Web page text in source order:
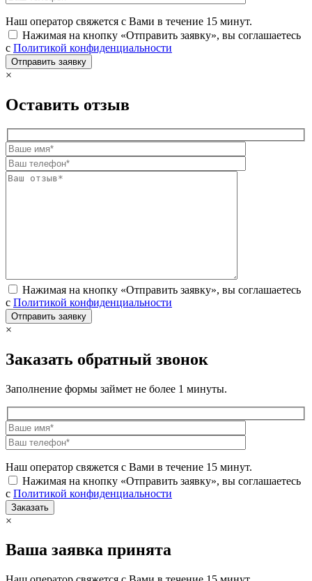
Наш оператор свяжется с Вами в течение 15 минут.
Нажимая на кнопку «Отправить заявку», вы соглашаетесь
с Политикой конфиденциальности
×
Оставить отзыв
Нажимая на кнопку «Отправить заявку», вы соглашаетесь
с Политикой конфиденциальности
×
Заказать обратный звонок
Заполнение формы займет не более 1 минуты.
Наш оператор свяжется с Вами в течение 15 минут.
Нажимая на кнопку «Отправить заявку», вы соглашаетесь
с Политикой конфиденциальности
×
Ваша заявка принята